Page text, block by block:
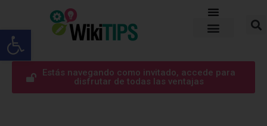
Abrir barra de herramientas
Estás navegando como invitado, accede para
disfrutar de todas las ventajas